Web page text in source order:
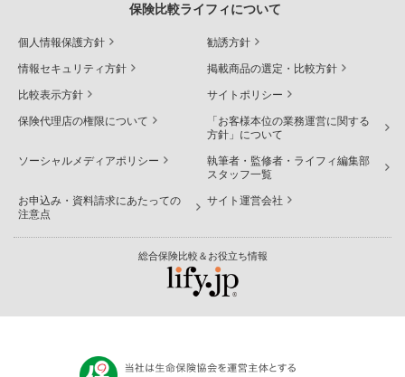
保険比較ライフィについて
個人情報保護方針 勧誘方針
情報セキュリティ方針 掲載商品の選定・比較方針
比較表示方針 サイトポリシー
保険代理店の権限について
「お客様本位の業務運営に関する
方針」について
ソーシャルメディアポリシー
執筆者・監修者・ライフィ編集部
スタッフ一覧
お申込み・資料請求にあたっての
注意点
サイト運営会社
総合保険比較＆お役立ち情報